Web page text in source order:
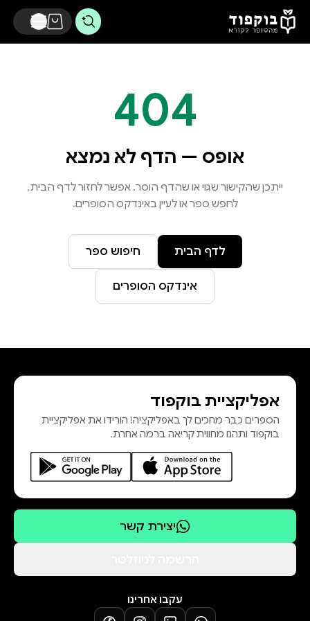
דלג לתוכן הראשי
404
אופס — הדף לא נמצא
ייתכן שהקישור שגוי או שהדף הוסר. אפשר לחזור לדף הבית,
לחפש ספר או לעיין באינדקס הסופרים.
לדף הבית חיפוש ספר
אינדקס הסופרים
אפליקציית בוקפוד
הספרים כבר מחכים לך באפליקציה! הורידו את אפליקציית
בוקפוד ותהנו מחווית קריאה ברמה אחרת.
יצירת קשר
עקבו אחרינו